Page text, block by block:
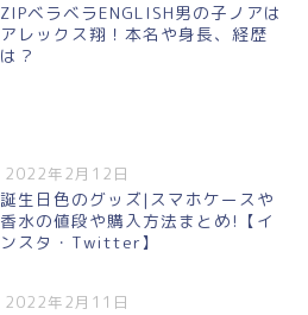
ZIPベラベラENGLISH男の子ノアは
アレックス翔！本名や身長、経歴
は？
2022年2月12日
誕生日色のグッズ|スマホケースや
香水の値段や購入方法まとめ!【イ
ンスタ・Twitter】
2022年2月11日